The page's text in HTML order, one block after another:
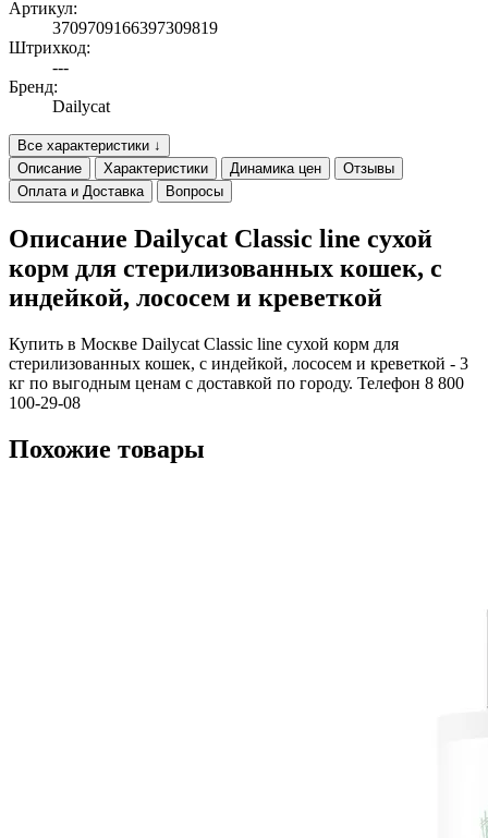
Артикул:
3709709166397309819
Штрихкод:
---
Бренд:
Dailycat
Все характеристики ↓
Описание
Характеристики Динамика цен
Отзывы
Оплата и Доставка
Вопросы
Описание Dailycat Classic line сухой
корм для стерилизованных кошек, с
индейкой, лососем и креветкой
Купить в Москве Dailycat Classic line сухой корм для
стерилизованных кошек, с индейкой, лососем и креветкой - 3
кг по выгодным ценам с доставкой по городу. Телефон 8 800
100-29-08
Похожие товары